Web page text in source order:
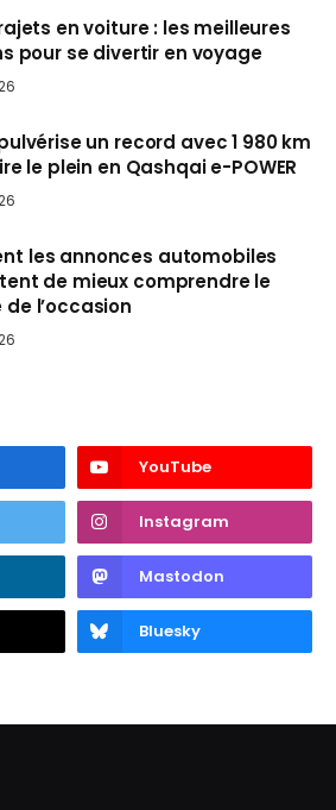
en voiture : les meilleures
pour se divertir en voyage
un record avec 1 980 km
le plein en Qashqai e-POWER
les annonces automobiles
de mieux comprendre le
l’occasion
YouTube
Instagram
Mastodon
Bluesky